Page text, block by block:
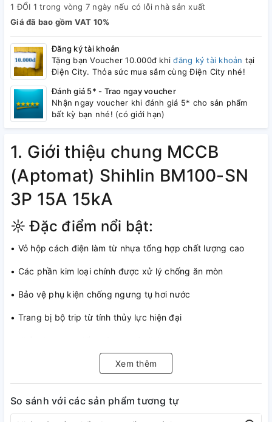
1 ĐỔI 1 trong vòng 7 ngày nếu có lỗi nhà sản xuất
Giá đã bao gồm VAT 10%
Đăng ký tài khoản
Tặng bạn Voucher 10.000đ khiđăng ký tài khoản tại
Điện City. Thỏa sức mua sắm cùng Điện City nhé!
Đánh giá 5* - Trao ngay voucher
Nhận ngay voucher khi đánh giá 5* cho sản phẩm
bất kỳ bạn nhé! (có giới hạn)
1. Giới thiệu chung MCCB
(Aptomat) Shihlin BM100-SN
3P 15A 15kA
☼ Đặc điểm nổi bật:
• Vỏ hộp cách điện làm từ nhựa tổng hợp chất lượng cao
• Các phần kim loại chính được xử lý chống ăn mòn
• Bảo vệ phụ kiện chống ngưng tụ hơi nước
• Trang bị bộ trip từ tính thủy lực hiện đại
• Bảo vệ hiệu quả chống quá tải và ngắn mạch trong hệ
• Lắp đặt dễ dàng, kết nối nhanh chóng qua kẹp thiết bị đầu
cuối
Xem thêm
So sánh với các sản phẩm tương tự